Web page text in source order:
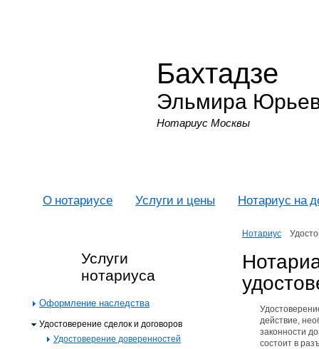
Бахтадзе
Эльмира
Нотариус Москвы
О нотариусе Услуги и цены Нотариус на
Нотариус
действие,
законности
состоит в
Услуги
нотариуса
Оформление наследства
Удостоверение сделок и договоров
Удостоверение доверенностей